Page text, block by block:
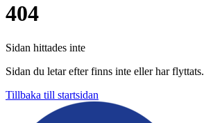
404
Sidan hittades inte
Sidan du letar efter finns inte eller har flyttats.
Tillbaka till startsidan